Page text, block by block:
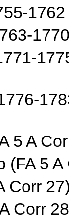
5 A
(FA 5 A
Corr
Corr